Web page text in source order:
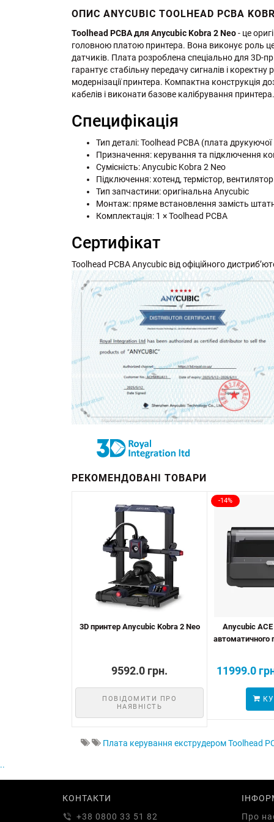
ОПИС ANYCUBIC TOOLHEAD PCBA
Toolhead PCBA для Anycubic Kobra 2 Neo- це
головною платою принтера. Вона виконує роль
датчиків. Плата розроблена спеціально для 3D-
гарантує стабільну передачу сигналів і
модернізації принтера. Компактна конструкція
кабелів і виконати базове калібрування
Специфікація
Тип деталі: Toolhead PCBA (плата
Призначення: керування та підключення
Сумісність: Anycubic Kobra 2 Neo
Підключення: хотенд, термістор,
Тип запчастини: оригінальна Anycubic
Монтаж: пряме встановлення замість
Комплектація: 1 × Toolhead PCBA
Сертифікат
Toolhead PCBA Anycubic від офіційного
РЕКОМЕНДОВАНІ ТОВАРИ
3D принтер Anycubic Kobra 2 Neo
9592.0 грн.
ПОВІДОМИТИ ПРО
НАЯВНІСТЬ
-14%
Anycubic
автоматичного
11999.0
Плата керування екструдером Toolhead
..
КОНТАКТИ
+38 0800 33 51 82
Про